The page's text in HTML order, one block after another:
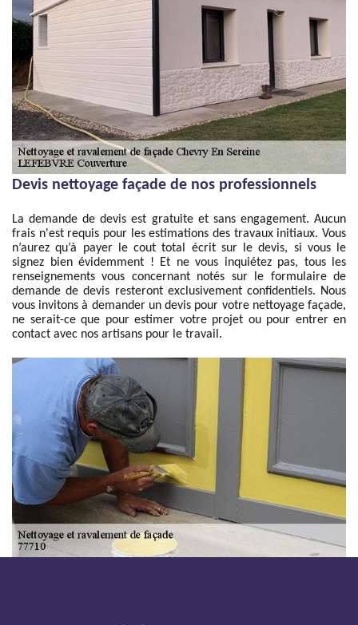
Devis nettoyage façade de nos professionnels
La demande de devis est gratuite et sans engagement. Aucun
frais n'est requis pour les estimations des travaux initiaux. Vous
n’aurez qu’à payer le cout total écrit sur le devis, si vous le
signez bien évidemment ! Et ne vous inquiétez pas, tous les
renseignements vous concernant notés sur le formulaire de
demande de devis resteront exclusivement confidentiels. Nous
vous invitons à demander un devis pour votre nettoyage façade,
ne serait-ce que pour estimer votre projet ou pour entrer en
contact avec nos artisans pour le travail.